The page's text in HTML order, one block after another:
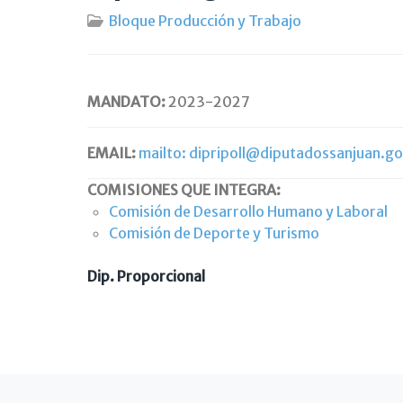
Bloque Producción y Trabajo
MANDATO:2023-2027
EMAIL: mailto:
COMISIONES QUE INTEGRA:
Comisión de Desarrollo Humano y Laboral
Comisión de Deporte y Turismo
Dip. Proporcional